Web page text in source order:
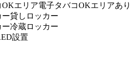
電子タバコOKエリアあり
貸しロッカー
冷蔵ロッカー
設置